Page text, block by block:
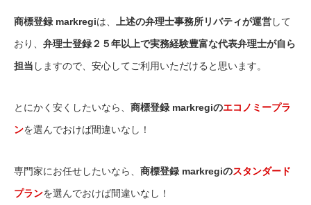
商標登録 markregiは、 上述の弁理士事務所リバティが運営して
おり、 弁理士登録２５年以上で実務経験豊富な代表弁理士が自ら
担当 しますので、安心してご利用いただけると思います。
とにかく安くしたいなら、 商標登録 markregiのエコノミープラ
ンを選んでおけば間違いなし！
専門家にお任せしたいなら、 商標登録 markregiのスタンダード
プランを選んでおけば間違いなし！